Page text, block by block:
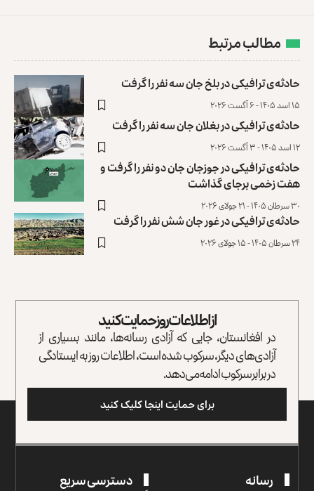
مطالب مرتبط
حادثه‌ی ترافیکی در بلخ جان سه نفر را گرفت
۱۵ اسد ۱۴۰۵ - ۶ آگست ۲۰۲۶
حادثه‌ی ترافیکی در بغلان جان سه نفر را گرفت
۱۲ اسد ۱۴۰۵ - ۳ آگست ۲۰۲۶
حادثه‌ی ترافیکی در جوزجان جان دو نفر را گرفت و
هفت زخمی ‏برجای گذاشت
۳۰ سرطان ۱۴۰۵ - ۲۱ جولای ۲۰۲۶
حادثه‌ی ترافیکی در غور جان شش نفر را گرفت
۲۴ سرطان ۱۴۰۵ - ۱۵ جولای ۲۰۲۶
از اطلاعات روز حمایت کنید
در افغانستان، جایی که آزادی رسانه‌ها، مانند بسیاری از
آزادی‌های دیگر، سرکوب شده است، اطلاعات روز به ایستادگی
در برابر سرکوب ادامه می‌دهد.
برای حمایت اینجا کلیک کنید
رسانه دسترسی سریع